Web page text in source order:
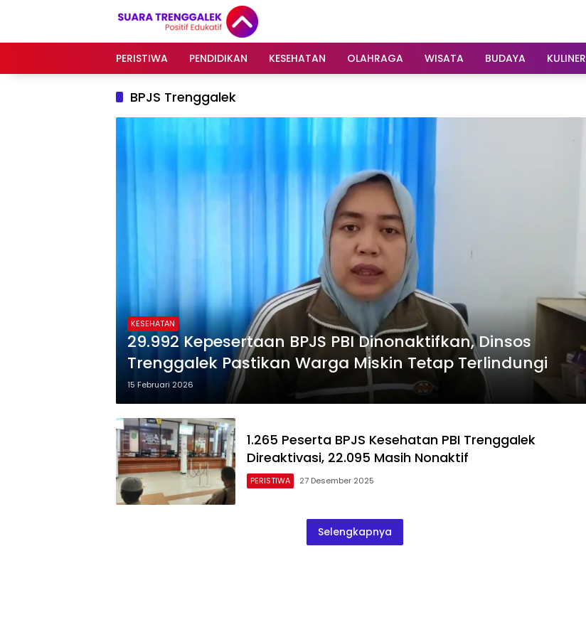
PERISTIWA
PENDIDIKAN KESEHATAN OLAHRAGA WISATA BUDAYA KULINER
BPJS Trenggalek
KESEHATAN
29.992 Kepesertaan BPJS PBI Dinonaktifkan, Dinsos
Trenggalek Pastikan Warga Miskin Tetap Terlindungi
15 Februari 2026
1.265 Peserta BPJS Kesehatan PBI Trenggalek
Direaktivasi, 22.095 Masih Nonaktif
PERISTIWA 27 Desember 2025
Selengkapnya